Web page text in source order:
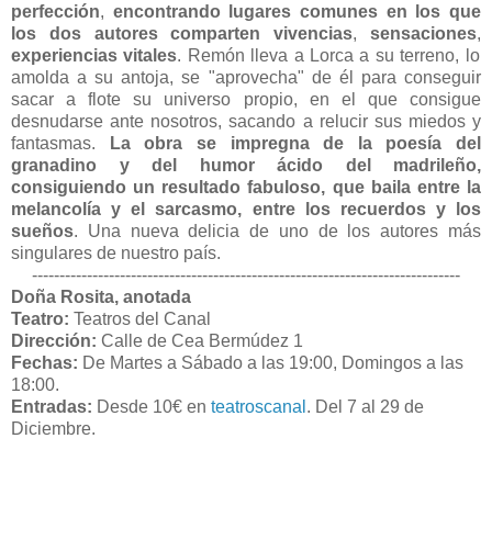
perfección, encontrando lugares comunes en los que
los dos autores comparten vivencias, sensaciones,
experiencias vitales. Remón lleva a Lorca a su terreno, lo
amolda a su antoja, se "aprovecha" de él para conseguir
sacar a flote su universo propio, en el que consigue
desnudarse ante nosotros, sacando a relucir sus miedos y
fantasmas.
La obra se impregna de la poesía del
granadino y del humor ácido del madrileño,
consiguiendo un resultado fabuloso, que baila entre la
melancolía y el sarcasmo, entre los recuerdos y los
sueños. Una nueva delicia de uno de los autores más
singulares de nuestro país.
------------------------------------------------------------------------------
Doña Rosita, anotada
Teatro: Teatros del Canal
Dirección: Calle de Cea Bermúdez 1
Fechas: De Martes a Sábado a las 19:00, Domingos a las
18:00.
Entradas: Desde 10€ en teatroscanal . Del 7 al 29 de
Diciembre.